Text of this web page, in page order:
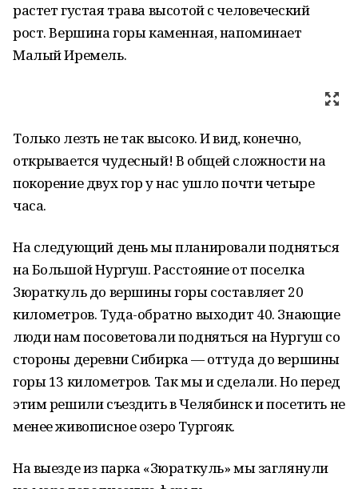
растет густая трава высотой с человеческий
рост. Вершина горы каменная, напоминает
Малый Иремель.
Только лезть не так высоко. И вид, конечно,
открывается чудесный! В общей сложности на
покорение двух гор у нас ушло почти четыре
часа.
На следующий день мы планировали подняться
на Большой Нургуш. Расстояние от поселка
Зюраткуль до вершины горы составляет 20
километров. Туда-обратно выходит 40. Знающие
люди нам посоветовали подняться на Нургуш со
стороны деревни Сибирка — оттуда до вершины
горы 13 километров. Так мы и сделали. Но перед
этим решили съездить в Челябинск и посетить не
менее живописное озеро Тургояк.
На выезде из парка «Зюраткуль» мы заглянули